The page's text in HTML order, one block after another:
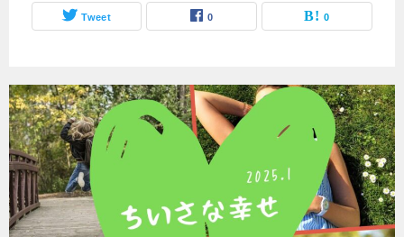
Tweet 0 0